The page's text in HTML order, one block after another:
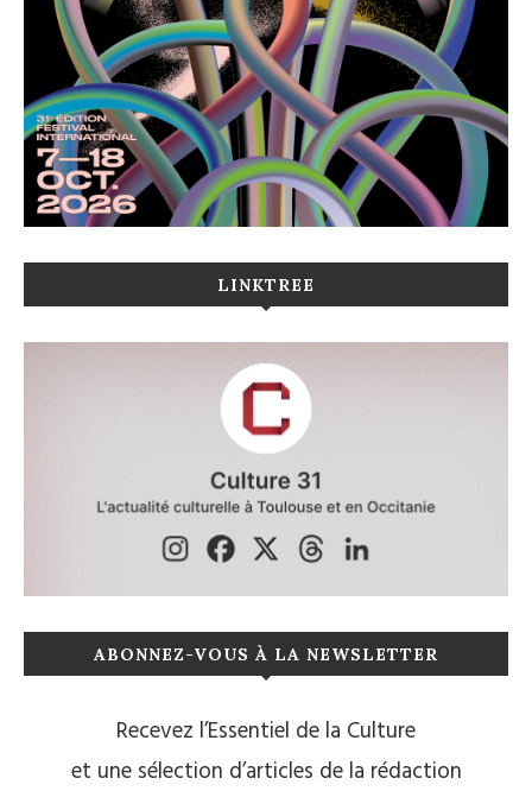
LINKTREE
ABONNEZ-VOUS À LA NEWSLETTER
Recevez l’Essentiel de la Culture
et une sélection d’articles de la rédaction